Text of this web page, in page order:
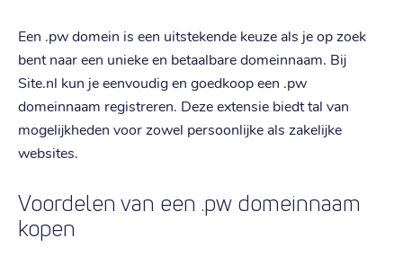
Een .pw domein is een uitstekende keuze als je op zoek
bent naar een unieke en betaalbare domeinnaam. Bij
Site.nl kun je eenvoudig en goedkoop een .pw
domeinnaam registreren. Deze extensie biedt tal van
mogelijkheden voor zowel persoonlijke als zakelijke
websites.
Voordelen van een .pw domeinnaam
kopen